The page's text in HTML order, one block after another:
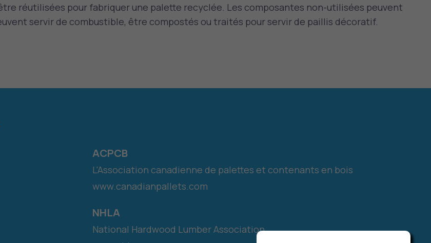
réutilisées pour fabriquer une palette recyclée. Les composantes non-utilisées peuvent
servir de combustible, être compostés ou traités pour servir de paillis décoratif.
ACPCB
L'Association canadienne de palettes et contenants en bois
www.canadianpallets.com
NHLA
National Hardwood Lumber Association